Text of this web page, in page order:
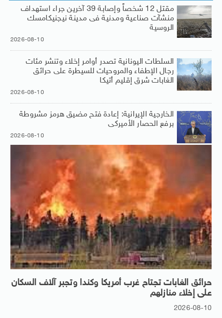
مقتل 12 شخصاً وإصابة 39 آخرين جراء استهداف
منشآت صناعية ومدنية فى مدينة نيجنيكامسك
الروسية
2026-08-10
السلطات اليونانية تصدر أوامر إخلاء وتنشر مئات
رجال الإطفاء والمروحيات للسيطرة على حرائق
الغابات شرق إقليم أتيكا
2026-08-10
الخارجية الإيرانية: إعادة فتح مضيق هرمز مشروطة
برفع الحصار الأميركى
2026-08-10
حرائق الغابات تجتاح غرب أمريكا وكندا وتجبر آلاف السكان
على إخلاء منازلهم
2026-08-10